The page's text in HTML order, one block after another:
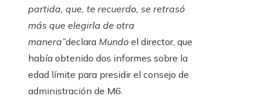
partida, que, te recuerdo, se retrasó
más que elegirla de otra
manera”declara Mundo el director, que
había obtenido dos informes sobre la
edad límite para presidir el consejo de
administración de M6.